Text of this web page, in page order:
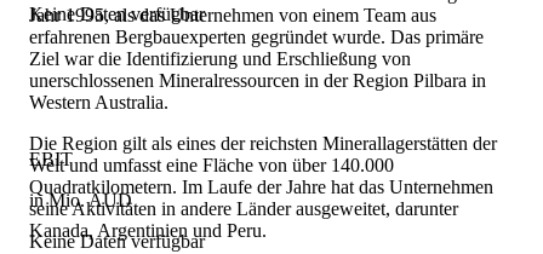
Keine Daten verfügbar
EBIT
in Mio. AUD
Keine Daten verfügbar
Jahr 1995, als das Unternehmen von einem Team aus
erfahrenen Bergbauexperten gegründet wurde. Das primäre
Ziel war die Identifizierung und Erschließung von
unerschlossenen Mineralressourcen in der Region Pilbara in
Western Australia.
Die Region gilt als eines der reichsten Minerallagerstätten der
Welt und umfasst eine Fläche von über 140.000
Quadratkilometern. Im Laufe der Jahre hat das Unternehmen
seine Aktivitäten in andere Länder ausgeweitet, darunter
Kanada, Argentinien und Peru.